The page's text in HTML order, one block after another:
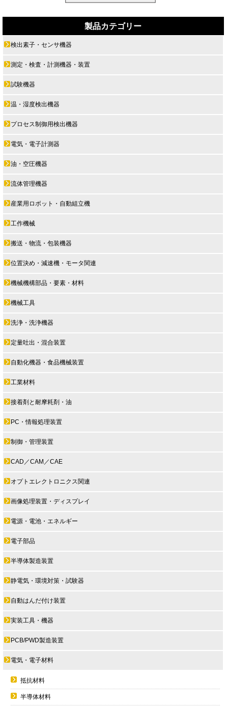
製品カテゴリー
検出素子・センサ機器
測定・検査・計測機器・装置
試験機器
温・湿度検出機器
プロセス制御用検出機器
電気・電子計測器
油・空圧機器
流体管理機器
産業用ロボット・自動組立機
工作機械
搬送・物流・包装機器
位置決め・減速機・モータ関連
機械機構部品・要素・材料
機械工具
洗浄・洗浄機器
定量吐出・混合装置
自動化機器・食品機械装置
工業材料
接着剤と耐摩耗剤・油
PC・情報処理装置
制御・管理装置
CAD／CAM／CAE
オプトエレクトロニクス関連
画像処理装置・ディスプレイ
電源・電池・エネルギー
電子部品
半導体製造装置
静電気・環境対策・試験器
自動はんだ付け装置
実装工具・機器
PCB/PWD製造装置
電気・電子材料
抵抗材料
半導体材料